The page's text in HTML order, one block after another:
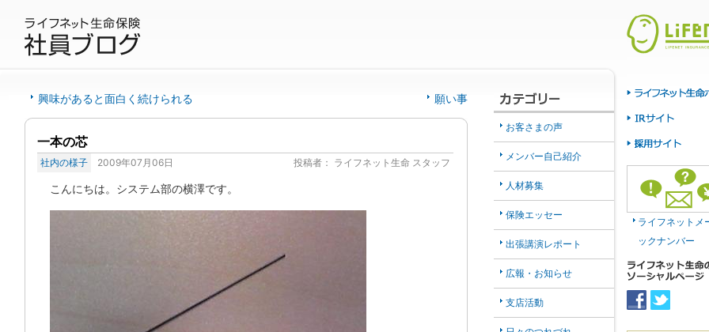
興味があると面白く続けられる 願い事
一本の芯
社内の様子 2009年07月06日 投稿者： ライフネット生命 スタッフ
こんにちは。システム部の横澤です。
お客さまの声
メンバー自己紹介
人材募集
保険エッセー
出張講演レポート
広報・お知らせ
支店活動
ライフネットメ
ックナンバー